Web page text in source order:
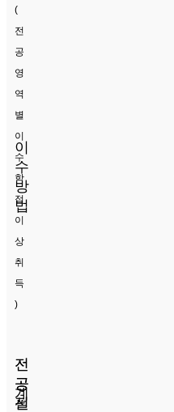
이
수
방
법
(
전
공
영
역
별
이
수
학
점
이
상
취
득
)
전
공
필
전
공
선
계